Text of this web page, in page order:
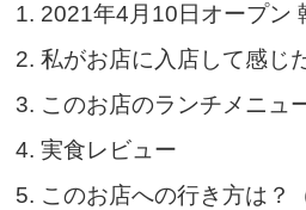
2021年4月10日オープン
私がお店に入店して感じ
このお店のランチメニュ
実食レビュー
このお店への行き方は？